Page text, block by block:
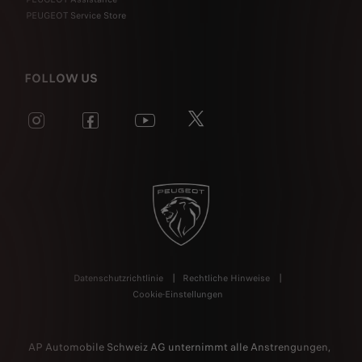
PEUGEOT Service Store
FOLLOW US
Datenschutzrichtlinie
Rechtliche Hinweise
Cookie-Einstellungen
AP Automobile Schweiz AG unternimmt alle Anstrengungen,